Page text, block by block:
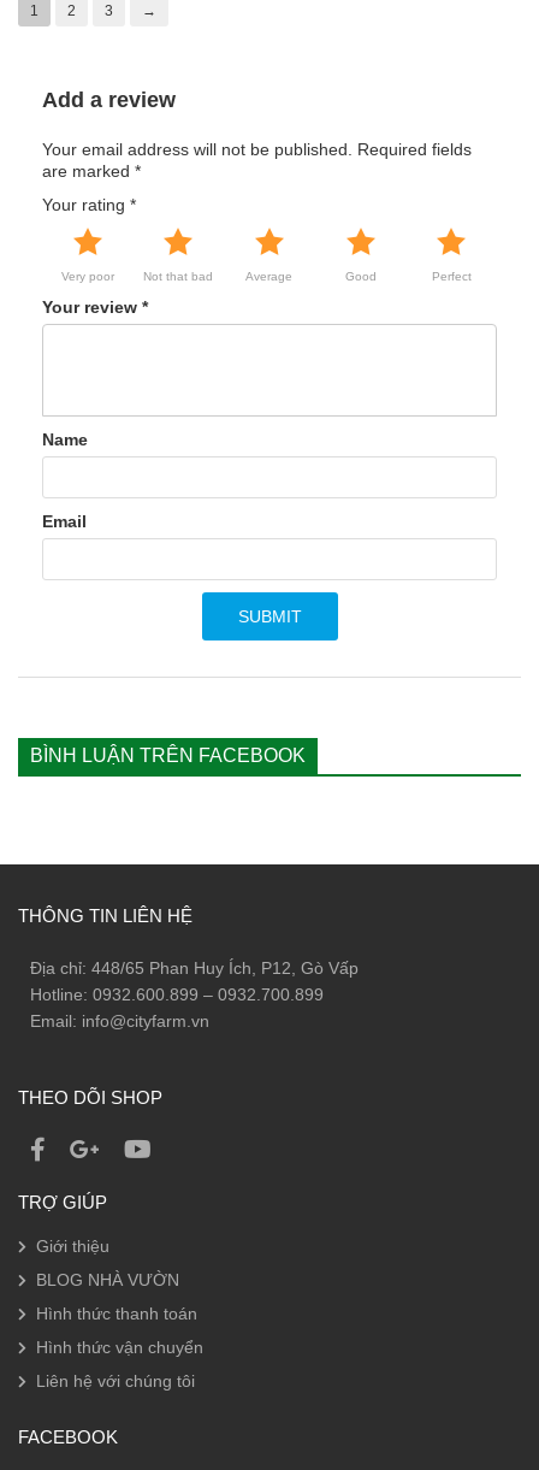
1 2 3 →
Add a review
Your email address will not be published.
Required fields
are marked *
Your rating *
Very poor Not that bad Average Good Perfect
Your review *
Name
Email
BÌNH LUẬN TRÊN FACEBOOK
THÔNG TIN LIÊN HỆ
Địa chỉ: 448/65 Phan Huy Ích, P12, Gò Vấp
Hotline: 0932.600.899 – 0932.700.899
Email: info@cityfarm.vn
THEO DÕI SHOP
TRỢ GIÚP
Giới thiệu
BLOG NHÀ VƯỜN
Hình thức thanh toán
Hình thức vận chuyển
Liên hệ với chúng tôi
FACEBOOK